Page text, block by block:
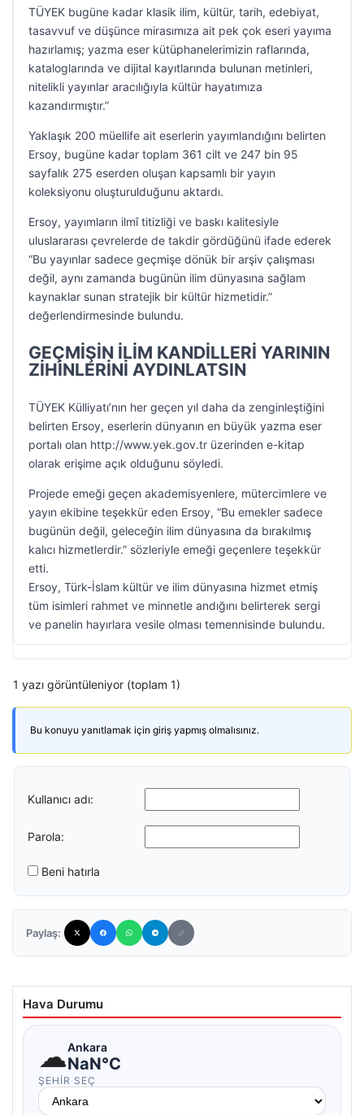
TÜYEK bugüne kadar klasik ilim, kültür, tarih, edebiyat,
tasavvuf ve düşünce mirasımıza ait pek çok eseri yayıma
hazırlamış; yazma eser kütüphanelerimizin raflarında,
kataloglarında ve dijital kayıtlarında bulunan metinleri,
nitelikli yayınlar aracılığıyla kültür hayatımıza
kazandırmıştır.”
Yaklaşık 200 müellife ait eserlerin yayımlandığını belirten
Ersoy, bugüne kadar toplam 361 cilt ve 247 bin 95
sayfalık 275 eserden oluşan kapsamlı bir yayın
koleksiyonu oluşturulduğunu aktardı.
Ersoy, yayımların ilmî titizliği ve baskı kalitesiyle
uluslararası çevrelerde de takdir gördüğünü ifade ederek
“Bu yayınlar sadece geçmişe dönük bir arşiv çalışması
değil, aynı zamanda bugünün ilim dünyasına sağlam
kaynaklar sunan stratejik bir kültür hizmetidir.”
değerlendirmesinde bulundu.
GEÇMİŞİN İLİM KANDİLLERİ YARININ
ZİHİNLERİNİ AYDINLATSIN
TÜYEK Külliyatı’nın her geçen yıl daha da zenginleştiğini
belirten Ersoy, eserlerin dünyanın en büyük yazma eser
portalı olan http://www.yek.gov.tr üzerinden e-kitap
olarak erişime açık olduğunu söyledi.
Projede emeği geçen akademisyenlere, mütercimlere ve
yayın ekibine teşekkür eden Ersoy, “Bu emekler sadece
bugünün değil, geleceğin ilim dünyasına da bırakılmış
kalıcı hizmetlerdir.” sözleriyle emeği geçenlere teşekkür
etti.
Ersoy, Türk-İslam kültür ve ilim dünyasına hizmet etmiş
tüm isimleri rahmet ve minnetle andığını belirterek sergi
ve panelin hayırlara vesile olması temennisinde bulundu.
1 yazı görüntüleniyor (toplam 1)
Bu konuyu yanıtlamak için giriş yapmış olmalısınız.
Kullanıcı adı:
Parola:
Beni hatırla
Paylaş:
Hava Durumu
☁Ankara
NaN°C
ŞEHIR SEÇ